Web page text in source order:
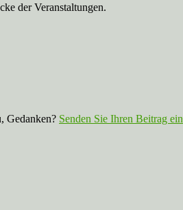
der Veranstaltungen.
Gedanken? Senden Sie Ihren Beitrag ein